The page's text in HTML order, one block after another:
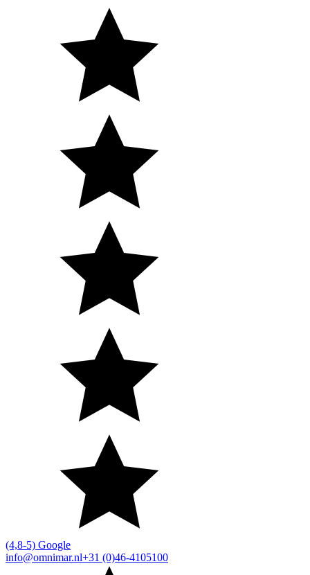
(4,8-5) Google
info@omnimar.nl+31 (0)46-4105100